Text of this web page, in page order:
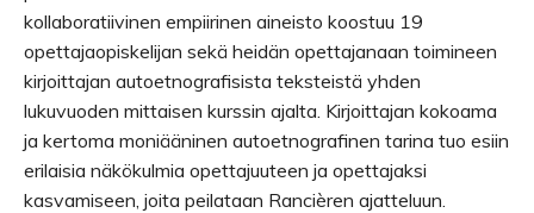
kollaboratiivinen empiirinen aineisto koostuu 19
opettajaopiskelijan sekä heidän opettajanaan toimineen
kirjoittajan autoetnografisista teksteistä yhden
lukuvuoden mittaisen kurssin ajalta. Kirjoittajan kokoama
ja kertoma moniääninen autoetnografinen tarina tuo esiin
erilaisia näkökulmia opettajuuteen ja opettajaksi
kasvamiseen, joita peilataan Rancièren ajatteluun.